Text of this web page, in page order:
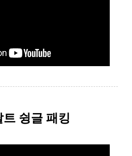
트 슁글 패킹